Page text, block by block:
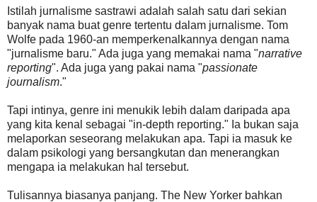
Istilah jurnalisme sastrawi adalah salah satu dari sekian
banyak nama buat genre tertentu dalam jurnalisme. Tom
Wolfe pada 1960-an memperkenalkannya dengan nama
"jurnalisme baru." Ada juga yang memakai nama "narrative
reporting". Ada juga yang pakai nama "passionate
journalism."
Tapi intinya, genre ini menukik lebih dalam daripada apa
yang kita kenal sebagai "in-depth reporting." Ia bukan saja
melaporkan seseorang melakukan apa. Tapi ia masuk ke
dalam psikologi yang bersangkutan dan menerangkan
mengapa ia melakukan hal tersebut.
Tulisannya biasanya panjang. The New Yorker bahkan